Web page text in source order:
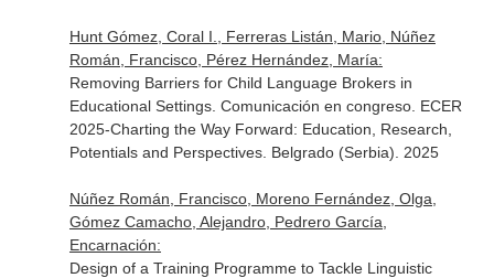
Hunt Gómez, Coral I., Ferreras Listán, Mario, Núñez
Román, Francisco, Pérez Hernández, María:
Removing Barriers for Child Language Brokers in
Educational Settings. Comunicación en congreso. ECER
2025-Charting the Way Forward: Education, Research,
Potentials and Perspectives. Belgrado (Serbia). 2025
Núñez Román, Francisco, Moreno Fernández, Olga,
Gómez Camacho, Alejandro, Pedrero García,
Encarnación:
Design of a Training Programme to Tackle Linguistic